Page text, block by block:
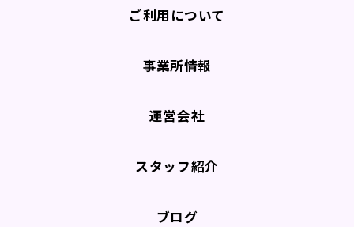
ご利用について
事業所情報
運営会社
スタッフ紹介
ブログ